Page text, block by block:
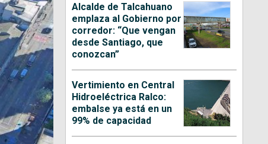
Alcalde de Talcahuano
emplaza al Gobierno por
corredor: “Que vengan
desde Santiago, que
conozcan”
Vertimiento en Central
Hidroeléctrica Ralco:
embalse ya está en un
99% de capacidad